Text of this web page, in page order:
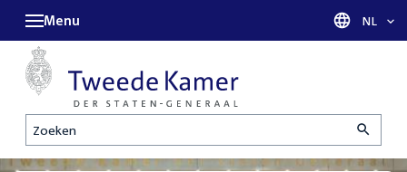
Zoeken
Menu Taal
NL